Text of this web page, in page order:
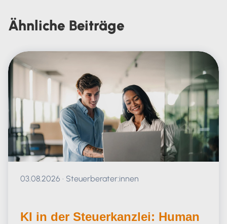
Ähnliche Beiträge
Veröffentlicht am 03.08.2026
03.08.2026 · Steuerberater:innen
KI in der Steuerkanzlei: Human